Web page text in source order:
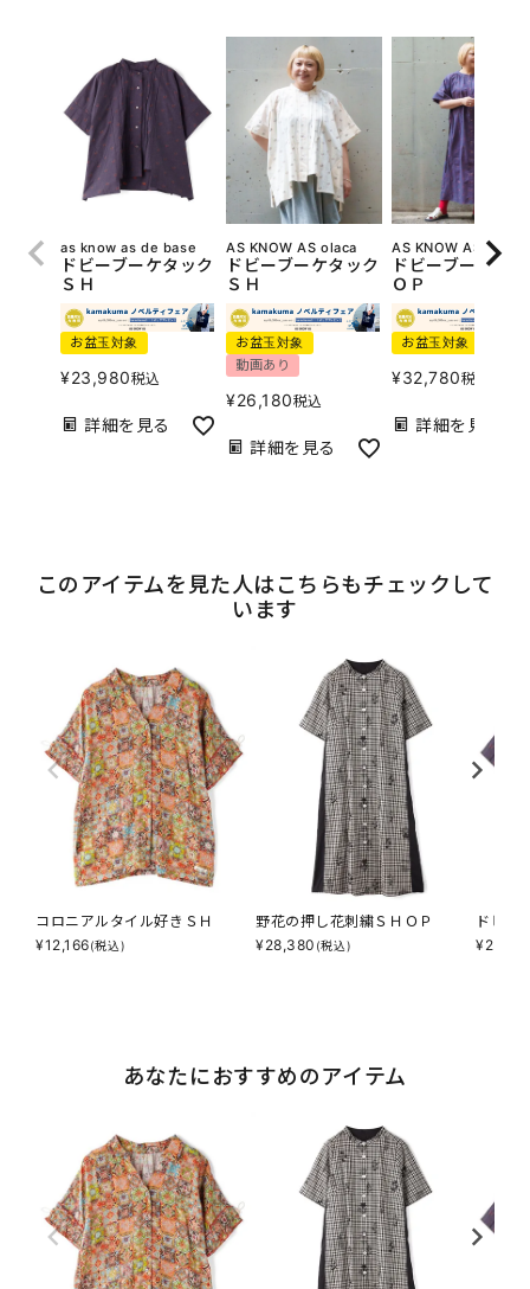
as know as de base
ドビーブーケタック
ＳＨ
お盆玉対象
¥23,980税込
詳細を見る
AS KNOW AS olaca
ドビーブーケタック
ＳＨ
お盆玉対象
動画あり
¥26,180税込
詳細を見る
AS KNOW AS olaca
ドビーブーケギ
ＯＰ
お盆玉対象
¥32,780税込
詳細を見る
このアイテムを見た人はこちらもチェックして
います
コロニアルタイル好きＳＨ
¥12,166(税込)
野花の押し花刺繍ＳＨＯＰ
¥28,380 (税込)
ドビー
¥
あなたにおすすめのアイテム